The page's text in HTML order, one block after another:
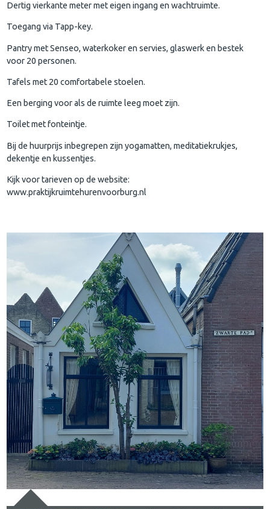
Dertig vierkante meter met eigen ingang en wachtruimte.
Toegang via Tapp-key.
Pantry met Senseo, waterkoker en servies, glaswerk en bestek
voor 20 personen.
Tafels met 20 comfortabele stoelen.
Een berging voor als de ruimte leeg moet zijn.
Toilet met fonteintje.
Bij de huurprijs inbegrepen zijn yogamatten, meditatiekrukjes,
dekentje en kussentjes.
Kijk voor tarieven op de website:
www.praktijkruimtehurenvoorburg.nl